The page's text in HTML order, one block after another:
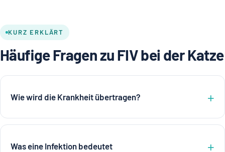
KURZ ERKLÄRT
Häufige Fragen zu FIV bei der Katze
Wie wird die Krankheit übertragen?
Was eine Infektion bedeutet